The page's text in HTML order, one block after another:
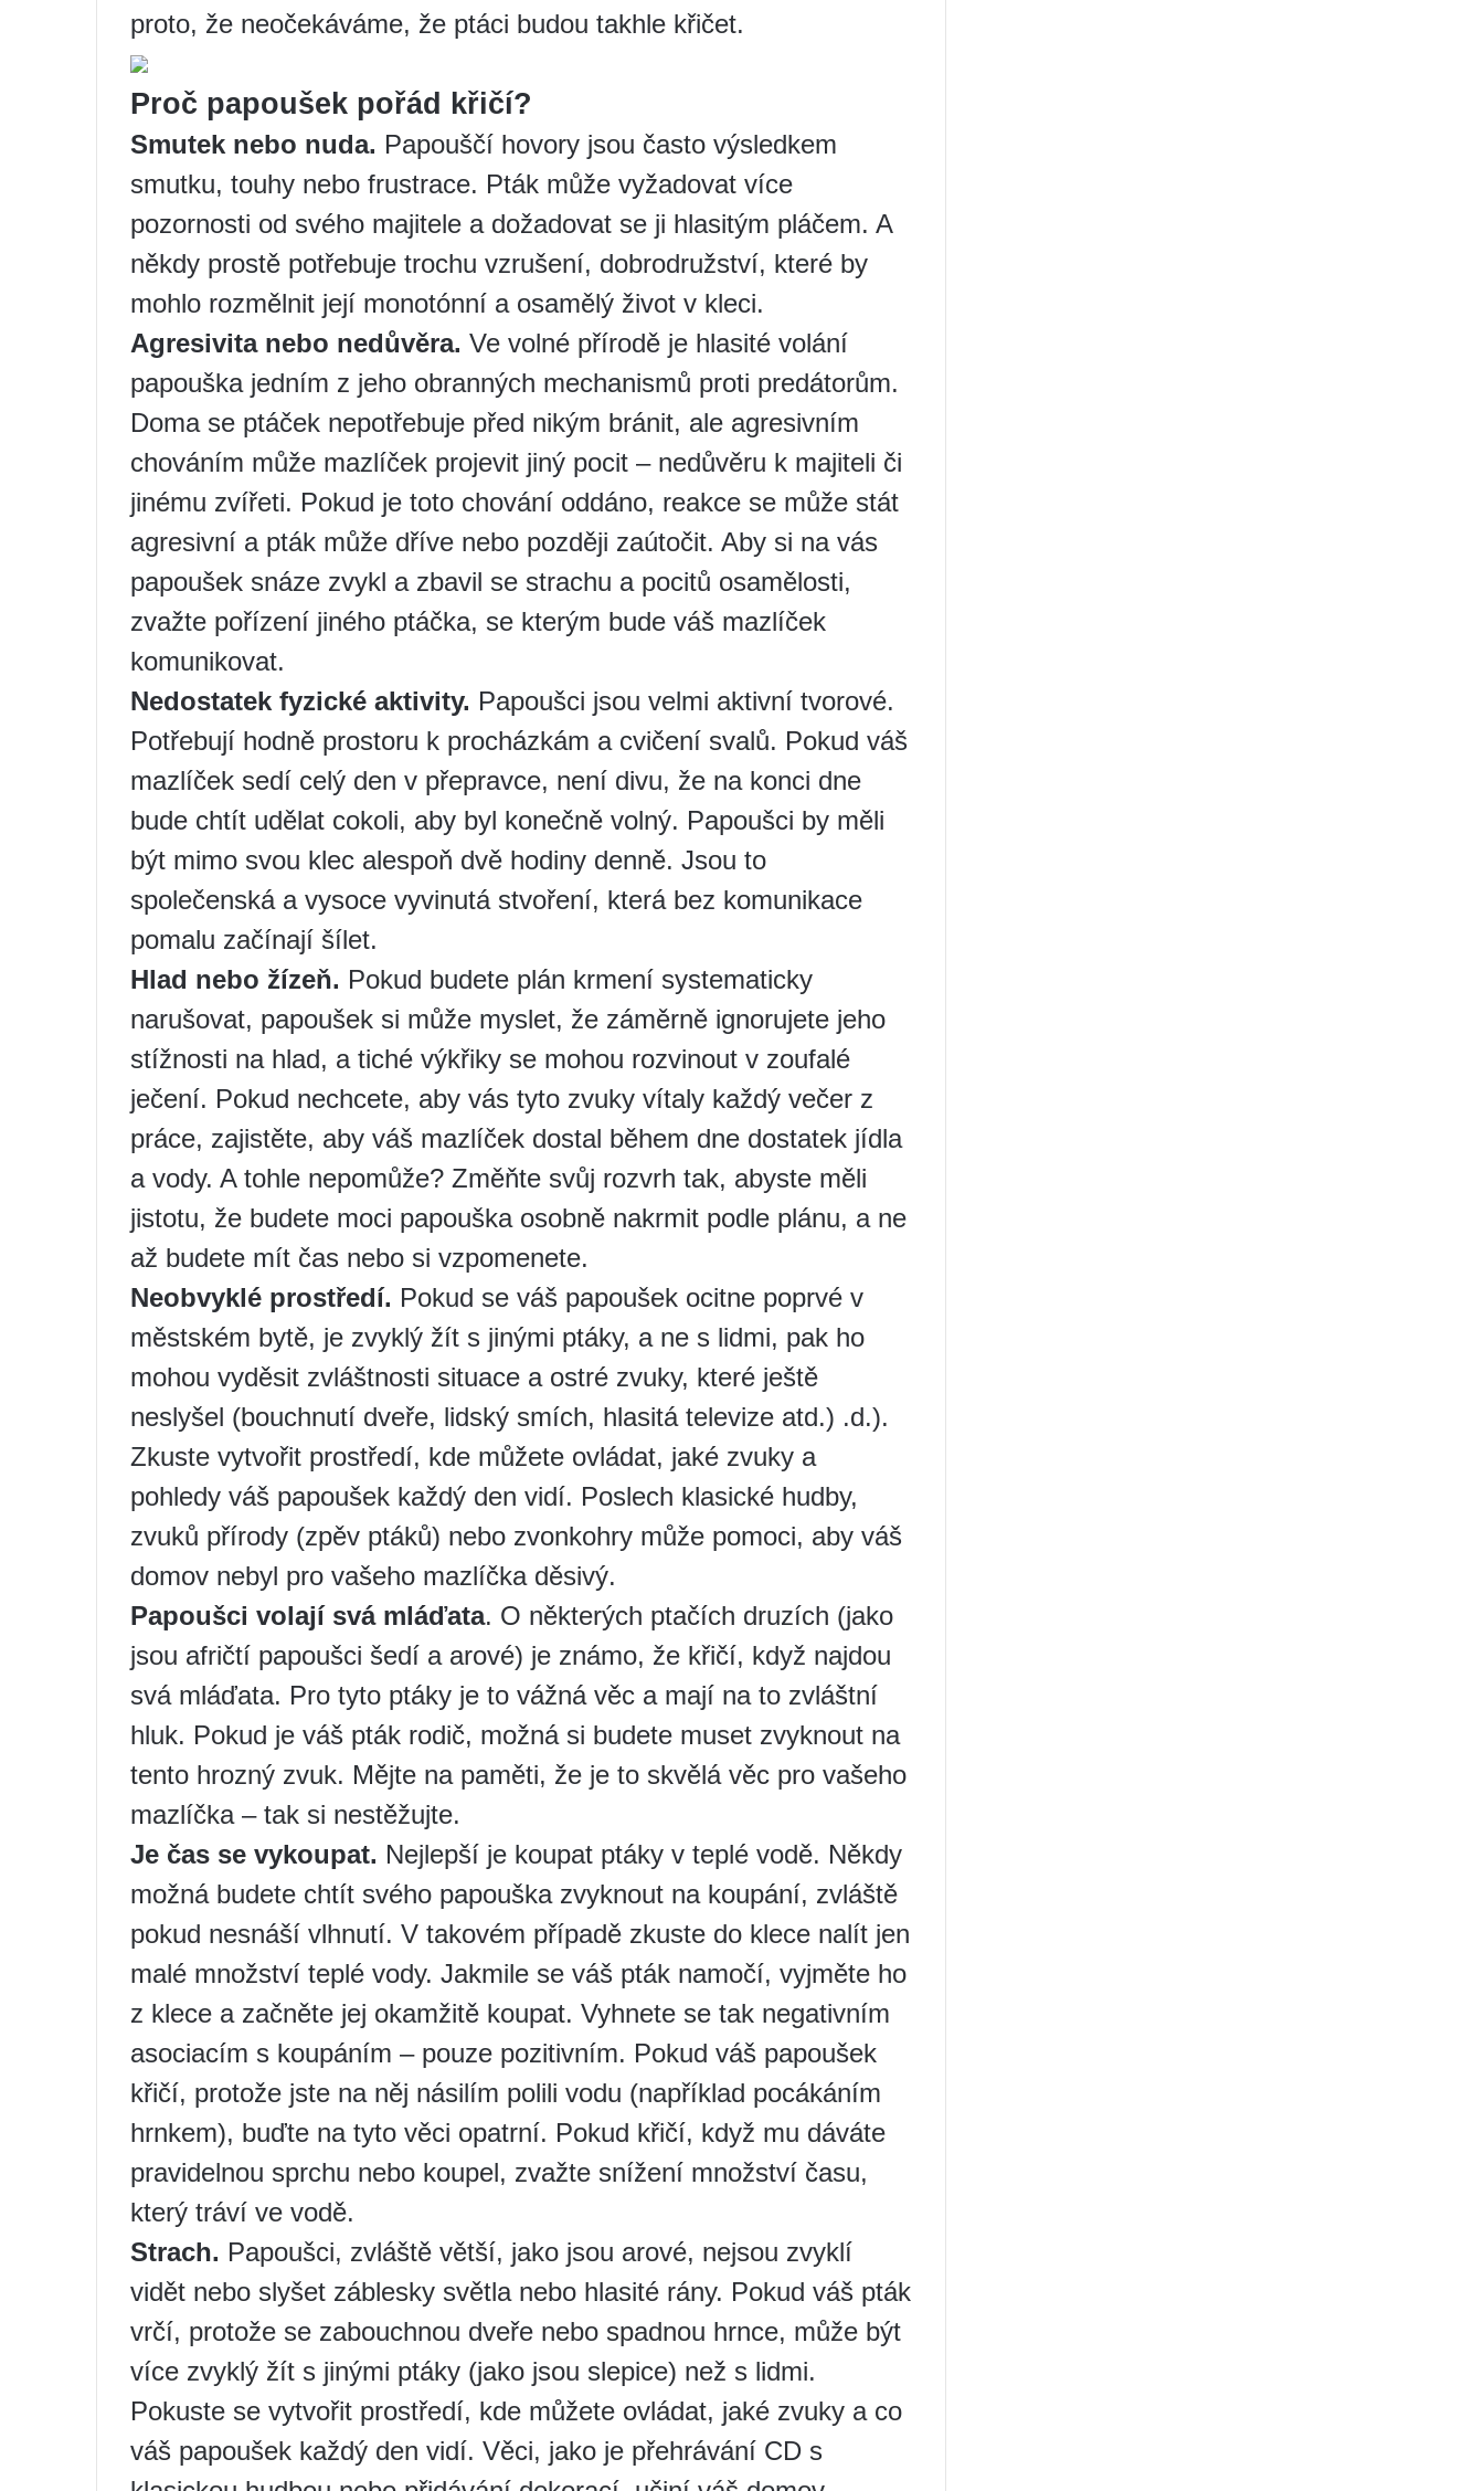
proto, že neočekáváme, že ptáci budou takhle křičet.
Proč papoušek pořád křičí?
Smutek nebo nuda. Papouščí hovory jsou často výsledkem
smutku, touhy nebo frustrace. Pták může vyžadovat více
pozornosti od svého majitele a dožadovat se ji hlasitým pláčem. A
někdy prostě potřebuje trochu vzrušení, dobrodružství, které by
mohlo rozmělnit její monotónní a osamělý život v kleci.
Agresivita nebo nedůvěra. Ve volné přírodě je hlasité volání
papouška jedním z jeho obranných mechanismů proti predátorům.
Doma se ptáček nepotřebuje před nikým bránit, ale agresivním
chováním může mazlíček projevit jiný pocit – nedůvěru k majiteli či
jinému zvířeti. Pokud je toto chování oddáno, reakce se může stát
agresivní a pták může dříve nebo později zaútočit. Aby si na vás
papoušek snáze zvykl a zbavil se strachu a pocitů osamělosti,
zvažte pořízení jiného ptáčka, se kterým bude váš mazlíček
komunikovat.
Nedostatek fyzické aktivity. Papoušci jsou velmi aktivní tvorové.
Potřebují hodně prostoru k procházkám a cvičení svalů. Pokud váš
mazlíček sedí celý den v přepravce, není divu, že na konci dne
bude chtít udělat cokoli, aby byl konečně volný. Papoušci by měli
být mimo svou klec alespoň dvě hodiny denně. Jsou to
společenská a vysoce vyvinutá stvoření, která bez komunikace
pomalu začínají šílet.
Hlad nebo žízeň. Pokud budete plán krmení systematicky
narušovat, papoušek si může myslet, že záměrně ignorujete jeho
stížnosti na hlad, a tiché výkřiky se mohou rozvinout v zoufalé
ječení. Pokud nechcete, aby vás tyto zvuky vítaly každý večer z
práce, zajistěte, aby váš mazlíček dostal během dne dostatek jídla
a vody. A tohle nepomůže? Změňte svůj rozvrh tak, abyste měli
jistotu, že budete moci papouška osobně nakrmit podle plánu, a ne
až budete mít čas nebo si vzpomenete.
Neobvyklé prostředí. Pokud se váš papoušek ocitne poprvé v
městském bytě, je zvyklý žít s jinými ptáky, a ne s lidmi, pak ho
mohou vyděsit zvláštnosti situace a ostré zvuky, které ještě
neslyšel (bouchnutí dveře, lidský smích, hlasitá televize atd.) .d.).
Zkuste vytvořit prostředí, kde můžete ovládat, jaké zvuky a
pohledy váš papoušek každý den vidí. Poslech klasické hudby,
zvuků přírody (zpěv ptáků) nebo zvonkohry může pomoci, aby váš
domov nebyl pro vašeho mazlíčka děsivý.
Papoušci volají svá mláďata. O některých ptačích druzích (jako
jsou afričtí papoušci šedí a arové) je známo, že křičí, když najdou
svá mláďata. Pro tyto ptáky je to vážná věc a mají na to zvláštní
hluk. Pokud je váš pták rodič, možná si budete muset zvyknout na
tento hrozný zvuk. Mějte na paměti, že je to skvělá věc pro vašeho
mazlíčka – tak si nestěžujte.
Je čas se vykoupat. Nejlepší je koupat ptáky v teplé vodě. Někdy
možná budete chtít svého papouška zvyknout na koupání, zvláště
pokud nesnáší vlhnutí. V takovém případě zkuste do klece nalít jen
malé množství teplé vody. Jakmile se váš pták namočí, vyjměte ho
z klece a začněte jej okamžitě koupat. Vyhnete se tak negativním
asociacím s koupáním – pouze pozitivním. Pokud váš papoušek
křičí, protože jste na něj násilím polili vodu (například pocákáním
hrnkem), buďte na tyto věci opatrní. Pokud křičí, když mu dáváte
pravidelnou sprchu nebo koupel, zvažte snížení množství času,
který tráví ve vodě.
Strach. Papoušci, zvláště větší, jako jsou arové, nejsou zvyklí
vidět nebo slyšet záblesky světla nebo hlasité rány. Pokud váš pták
vrčí, protože se zabouchnou dveře nebo spadnou hrnce, může být
více zvyklý žít s jinými ptáky (jako jsou slepice) než s lidmi.
Pokuste se vytvořit prostředí, kde můžete ovládat, jaké zvuky a co
váš papoušek každý den vidí. Věci, jako je přehrávání CD s